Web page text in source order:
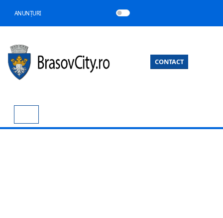
ANUNȚURI
CONTACT